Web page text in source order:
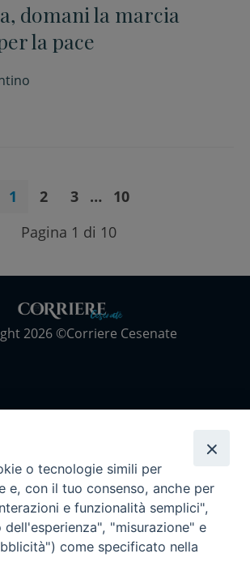
domani la marcia
la pace
1 2 3 …
10
Pagina 1 di 10
2026 ©Corriere Cesenate
o tecnologie simili per
e, con il tuo consenso, anche per
e funzionalità semplici",
"misurazione" e
come specificato nella